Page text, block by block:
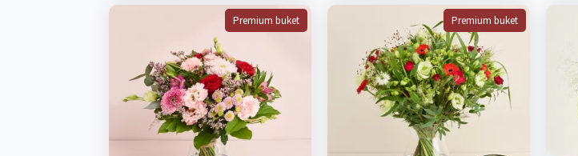
Premium buket Premium buket